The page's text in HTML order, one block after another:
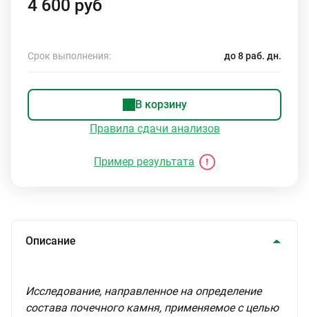
4 600 руб
Срок выполнения: до 8 раб. дн.
В корзину
Правила сдачи анализов
Пример результата
Описание
Исследование, направленное на определение
состава почечного камня, применяемое с целью